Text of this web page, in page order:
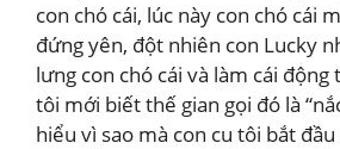
con chó cái, lúc này con chó cái
đứng yên, đột nhiên con Lucky
lưng con chó cái và làm cái động
tôi mới biết thế gian gọi đó là
hiểu vì sao mà con cu tôi bắt